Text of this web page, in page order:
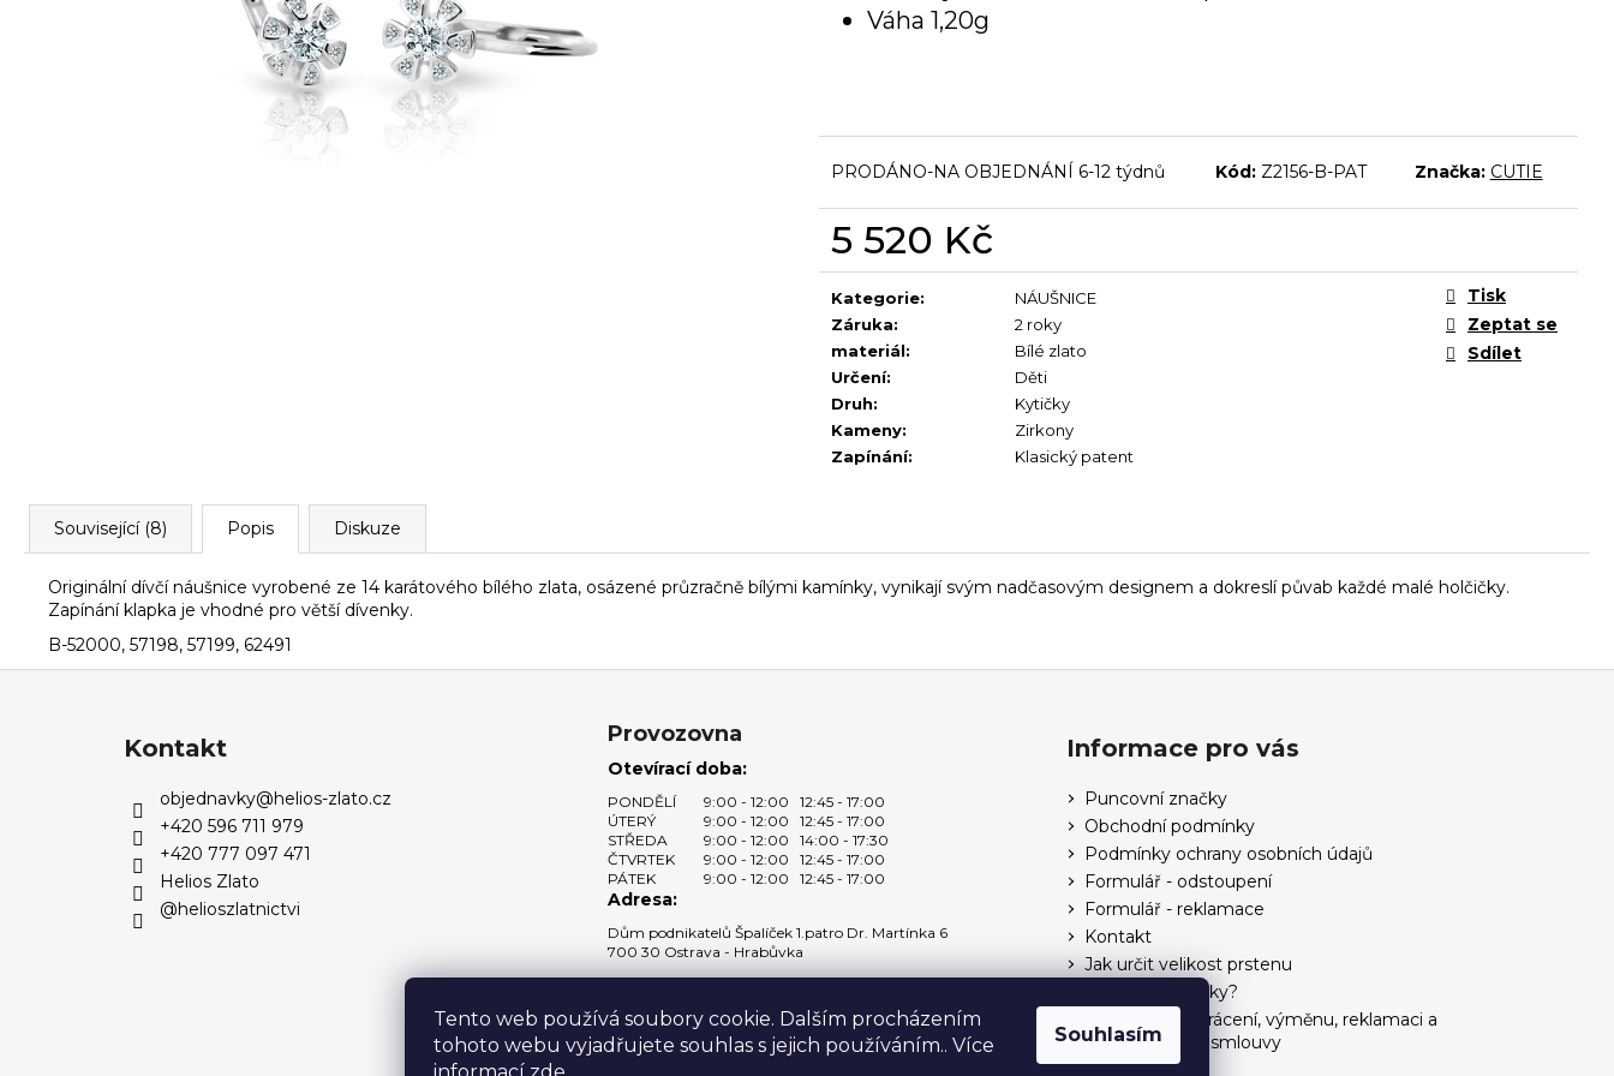
Tento web používá soubory cookie. Dalším procházením
tohoto webu vyjadřujete souhlas s jejich používáním.. Více
Souhlasím
Váha 1,20g
PRODÁNO-NA OBJEDNÁNÍ 6-12 týdnů Kód: Z2156-B-PAT Značka: CUTIE
5 520 Kč
Měrná
cena:
Kategorie:
NÁUŠNICE
Záruka:
2 roky
materiál:
Bílé zlato
Určení:
Děti
Druh:
Kytičky
Kameny:
Zirkony
Zapínání: Klasický patent
Tisk
Zeptat se
Sdílet
Související (8) Popis Diskuze
Originální dívčí náušnice vyrobené ze 14 karátového bílého zlata, osázené průzračně bílými kamínky, vynikají svým nadčasovým designem a dokreslí půvab každé malé holčičky.
Zapínání klapka je vhodné pro větší dívenky.
B-52000, 57198, 57199, 62491
Kontakt
objednavky@helios-zlato.cz
+420 596 711 979
+420 777 097 471
Helios Zlato
@helioszlatnictvi
Provozovna
Otevírací doba:
PONDĚLÍ 9:00 - 12:00
12:45 - 17:00
ÚTERÝ
9:00 - 12:00
12:45 - 17:00
STŘEDA
9:00 - 12:00
14:00 - 17:30
ČTVRTEK
9:00 - 12:00
12:45 - 17:00
PÁTEK
9:00 - 12:00 12:45 - 17:00
Adresa:
Dům podnikatelů Špalíček 1.patro Dr. Martínka 6
700 30 Ostrava - Hrabůvka
Informace pro vás
Puncovní značky
Obchodní podmínky
Podmínky ochrany osobních údajů
Formulář - odstoupení
Formulář - reklamace
Kontakt
Jak určit velikost prstenu
Jak vybrat šperky?
Formulář pro vrácení, výměnu, reklamaci a
odstoupení od smlouvy